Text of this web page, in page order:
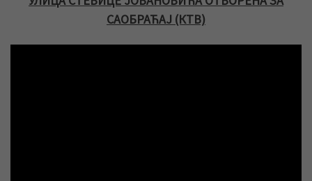
САОБРАЋАЈ (КТВ)